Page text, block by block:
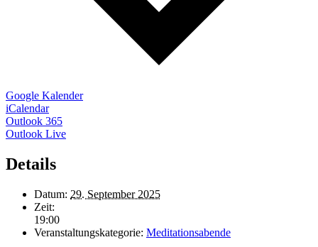
Google Kalender
iCalendar
Outlook 365
Outlook Live
Details
Datum: 29. September 2025
Zeit:
19:00
Veranstaltungskategorie: Meditationsabende